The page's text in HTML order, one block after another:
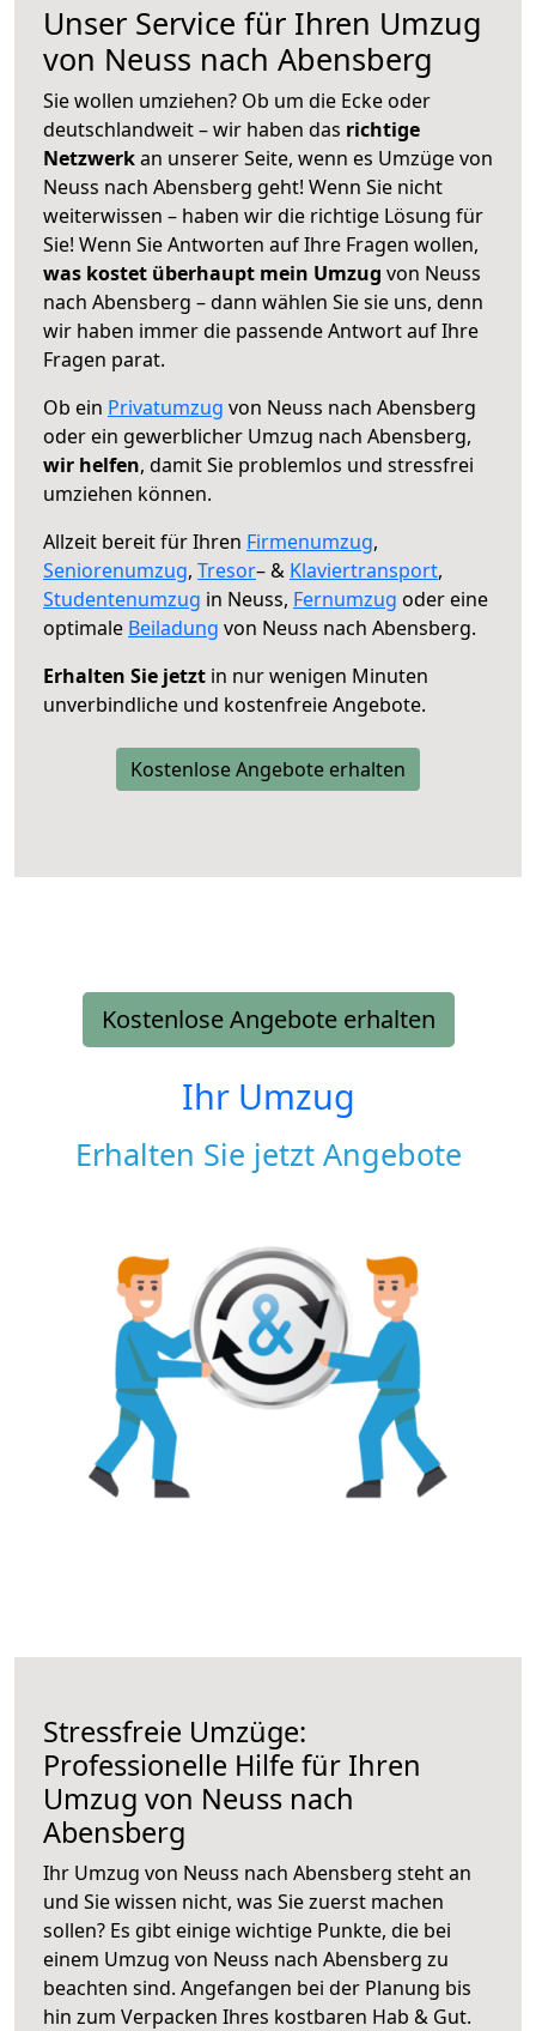
Unser Service für Ihren Umzug
von Neuss nach Abensberg
Sie wollen umziehen? Ob um die Ecke oder
deutschlandweit – wir haben das richtige
Netzwerkan unserer Seite, wenn es Umzüge von
Neuss nach Abensberg geht! Wenn Sie nicht
weiterwissen – haben wir die richtige Lösung für
Sie! Wenn Sie Antworten auf Ihre Fragen wollen,
was kostet überhaupt mein Umzug von Neuss
nach Abensberg – dann wählen Sie sie uns, denn
wir haben immer die passende Antwort auf Ihre
Fragen parat.
Ob ein Privatumzug von Neuss nach Abensberg
oder ein gewerblicher Umzug nach Abensberg,
wir helfen, damit Sie problemlos und stressfrei
umziehen können.
Allzeit bereit für Ihren Firmenumzug,
Seniorenumzug, Tresor– & Klaviertransport,
Studentenumzug in Neuss, Fernumzug oder eine
optimale Beiladung von Neuss nach Abensberg.
Erhalten Sie jetzt in nur wenigen Minuten
unverbindliche und kostenfreie Angebote.
Kostenlose Angebote erhalten
Kostenlose Angebote erhalten
Ihr Umzug
Erhalten Sie jetzt Angebote
Stressfreie Umzüge:
Professionelle Hilfe für Ihren
Umzug von Neuss nach
Abensberg
Ihr Umzug von Neuss nach Abensberg steht an
und Sie wissen nicht, was Sie zuerst machen
sollen? Es gibt einige wichtige Punkte, die bei
einem Umzug von Neuss nach Abensberg zu
beachten sind. Angefangen bei der Planung bis
hin zum Verpacken Ihres kostbaren Hab & Gut.